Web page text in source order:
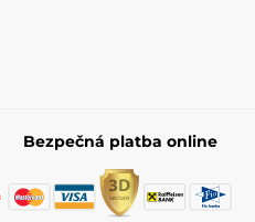
Bezpečná platba online